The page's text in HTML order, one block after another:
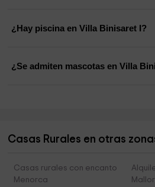
¿Hay piscina en Villa Binisaret I?
¿Se admiten mascotas en Villa
Casas Rurales en otras
Casas rurales con encanto
Menorca